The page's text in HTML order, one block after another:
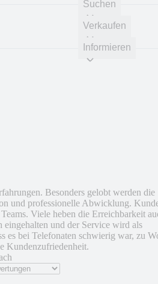
Suchen
Verkaufen
Informieren
Besonders gelobt werden die
und professionelle Abwicklung.
Viele heben die Erreichbarkeit
eingehalten und der Service wird als
es bei Telefonaten schwierig war, zu
Kundenzufriedenheit.